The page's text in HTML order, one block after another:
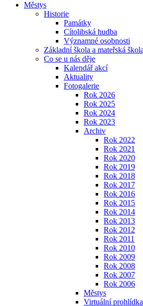
Městys
Historie
Památky
Cítolibská hudba
Významné osobnosti
Základní škola a mateřská
Co se u nás děje
Kalendář akcí
Aktuality
Fotogalerie
Rok 2026
Rok 2025
Rok 2024
Rok 2023
Archiv
Rok 2022
Rok 2021
Rok 2020
Rok 2019
Rok 2018
Rok 2017
Rok 2016
Rok 2015
Rok 2014
Rok 2013
Rok 2012
Rok 2011
Rok 2010
Rok 2009
Rok 2008
Rok 2007
Rok 2006
Městys
Virtuální prohlídka